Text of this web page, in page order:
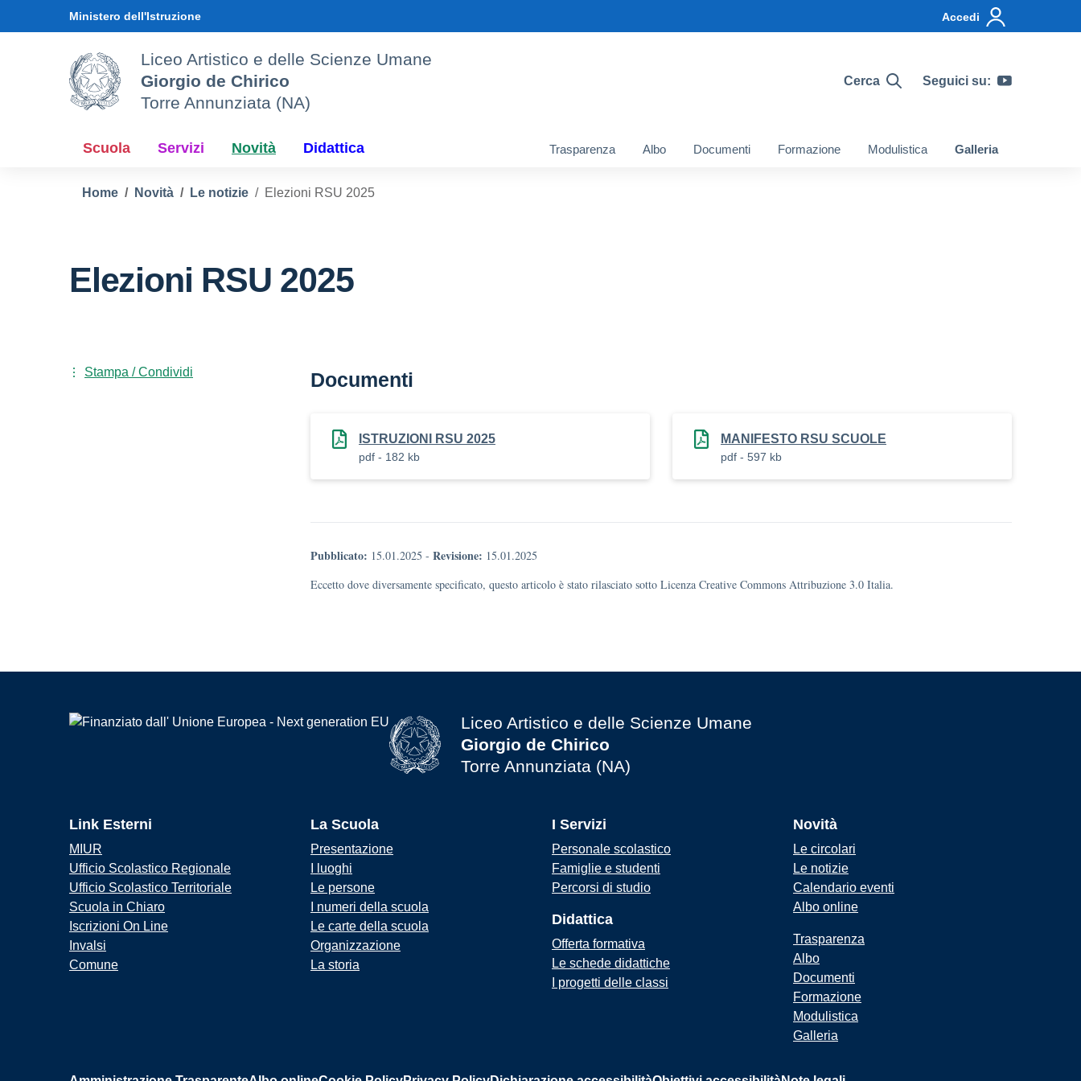
Ministero dell'Istruzione Accedi
Liceo Artistico e delle Scienze Umane
Giorgio de Chirico
Torre Annunziata (NA)
Cerca Seguici su:
Scuola Servizi Novità Didattica Trasparenza Albo Documenti Formazione Modulistica Galleria
Home Novità Le notizie Elezioni RSU 2025
Elezioni RSU 2025
Documenti
ISTRUZIONI RSU 2025
pdf - 182 kb
MANIFESTO RSU SCUOLE
pdf - 597 kb
Pubblicato: 15.01.2025 - Revisione: 15.01.2025
Eccetto dove diversamente specificato, questo articolo è stato rilasciato sotto Licenza Creative Commons Attribuzione 3.0 Italia.
Stampa / Condividi
Liceo Artistico e delle Scienze Umane
Giorgio de Chirico
Torre Annunziata (NA)
Link Esterni
MIUR
Ufficio Scolastico Regionale
Ufficio Scolastico Territoriale
Scuola in Chiaro
Iscrizioni On Line
Invalsi
Comune
La Scuola
Presentazione
I luoghi
Le persone
I numeri della scuola
Le carte della scuola
Organizzazione
La storia
I Servizi
Personale scolastico
Famiglie e studenti
Percorsi di studio
Didattica
Offerta formativa
Le schede didattiche
I progetti delle classi
Novità
Le circolari
Le notizie
Calendario eventi
Albo online
Trasparenza
Albo
Documenti
Formazione
Modulistica
Galleria